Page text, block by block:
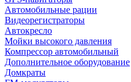
Автомобильные рации
Видеорегистраторы
Автокресло
Мойки высокого давления
Компрессор автомобильный
Дополнительное оборудование
Домкраты